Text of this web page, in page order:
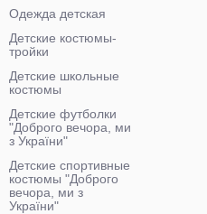
Одежда детская
Детские костюмы-
тройки
Детские школьные
костюмы
Детские футболки
"Доброго вечора, ми
з України"
Детские спортивные
костюмы "Доброго
вечора, ми з
України"